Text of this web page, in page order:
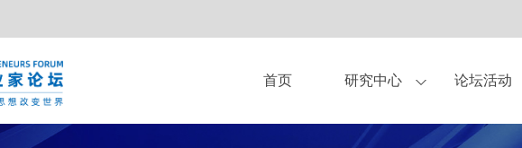
首页 研究中心 论坛活动